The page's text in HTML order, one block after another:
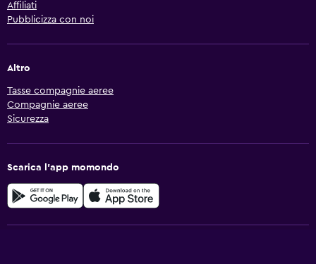
Affiliati
Pubblicizza con noi
Altro
Tasse compagnie aeree
Compagnie aeree
Sicurezza
Scarica l'app momondo